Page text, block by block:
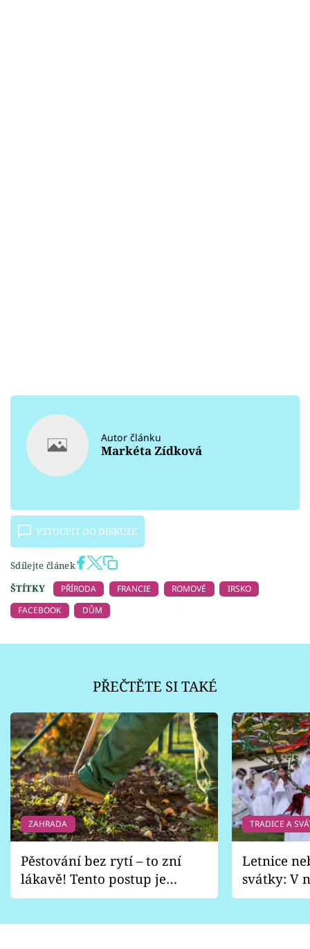
Autor článku
Markéta Zídková
VSTOUPIT DO DISKUZE
Sdílejte článek
ŠTÍTKY
PŘÍRODA FRANCIE ROMOVÉ
IRSKO
FACEBOOK
DŮM
PŘEČTĚTE SI TAKÉ
ZAHRADA
Pěstování bez rytí – to zní
lákavě! Tento postup je
vhodný jen pro některé
TRADICE A
Letnice
svátky: V
pondělí